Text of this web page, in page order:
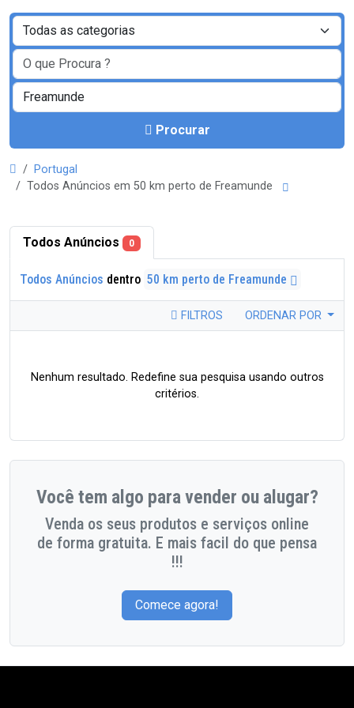
Procurar
Portugal
Todos Anúncios em 50 km perto de Freamunde
Todos Anúncios 0
Todos Anúncios dentro 50 km perto de Freamunde
FILTROS ORDENAR POR
Nenhum resultado. Redefine sua pesquisa usando outros
critérios.
Você tem algo para vender ou alugar?
Venda os seus produtos e serviços online
de forma gratuita. E mais facil do que pensa
!!!
Comece agora!